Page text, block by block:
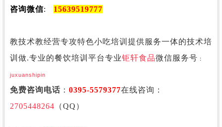
咨询微信: 15639519777
教技术教经营专攻特色小吃培训提供服务一体的技术培
训做.专业的餐饮培训平台专业钜轩食品微信服务号 ：
juxuanshipin
免费咨询电话 ： 0395-5579377在线咨询：
2705448264 （QQ）